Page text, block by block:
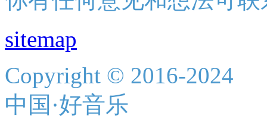
sitemap
Copyright © 2016-2024
中国·好音乐